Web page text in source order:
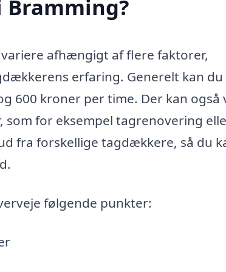
afhængigt af flere faktorer,
erfaring. Generelt kan du
600 kroner per time. Der kan også
for eksempel tagrenovering
fra forskellige tagdækkere, så du
følgende punkter: